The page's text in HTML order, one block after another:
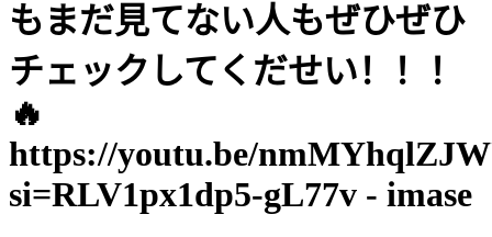
もまだ見てない人もぜひぜひ
チェックしてくだせい！！！
🔥
https://youtu.be/
si=RLV1px1dp5-gL77v - imase